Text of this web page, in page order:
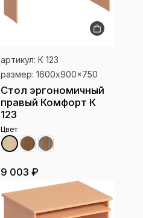
артикул: К 123
размер: 1600x900x750
Стол эргономичный
правый Комфорт К
123
Цвет
9 003 ₽